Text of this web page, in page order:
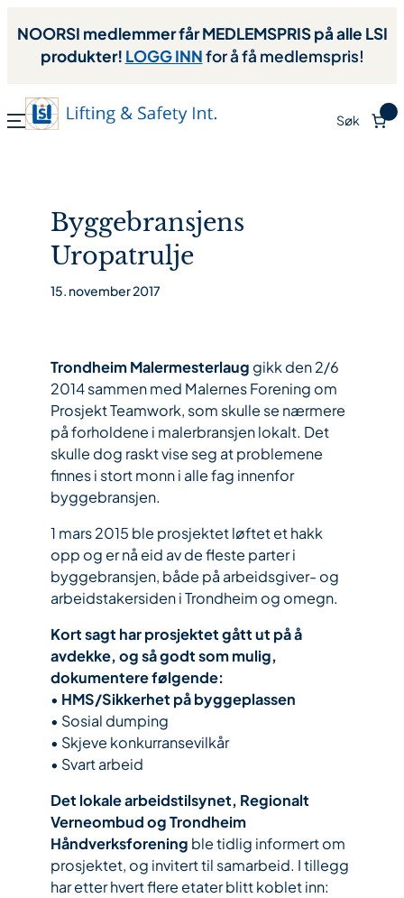
NOORSI medlemmer får MEDLEMSPRIS på alle LSI
produkter! LOGG INNfor å få medlemspris!
Søk
Byggebransjens
Uropatrulje
15. november 2017
Trondheim Malermesterlaug gikk den 2/6
2014 sammen med Malernes Forening om
Prosjekt Teamwork, som skulle se nærmere
på forholdene i malerbransjen lokalt. Det
skulle dog raskt vise seg at problemene
finnes i stort monn i alle fag innenfor
byggebransjen.
1 mars 2015 ble prosjektet løftet et hakk
opp og er nå eid av de fleste parter i
byggebransjen, både på arbeidsgiver- og
arbeidstakersiden i Trondheim og omegn.
Kort sagt har prosjektet gått ut på å
avdekke, og så godt som mulig,
dokumentere følgende:
• HMS/Sikkerhet på byggeplassen
• Sosial dumping
• Skjeve konkurransevilkår
• Svart arbeid
Det lokale arbeidstilsynet, Regionalt
Verneombud og Trondheim
Håndverksforening ble tidlig informert om
prosjektet, og invitert til samarbeid. I tillegg
har etter hvert flere etater blitt koblet inn: